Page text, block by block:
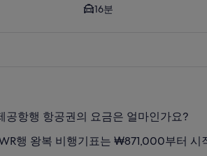
16분
항행 항공권의 요금은 얼마인가요?
행 왕복 비행기표는 ₩871,000부터